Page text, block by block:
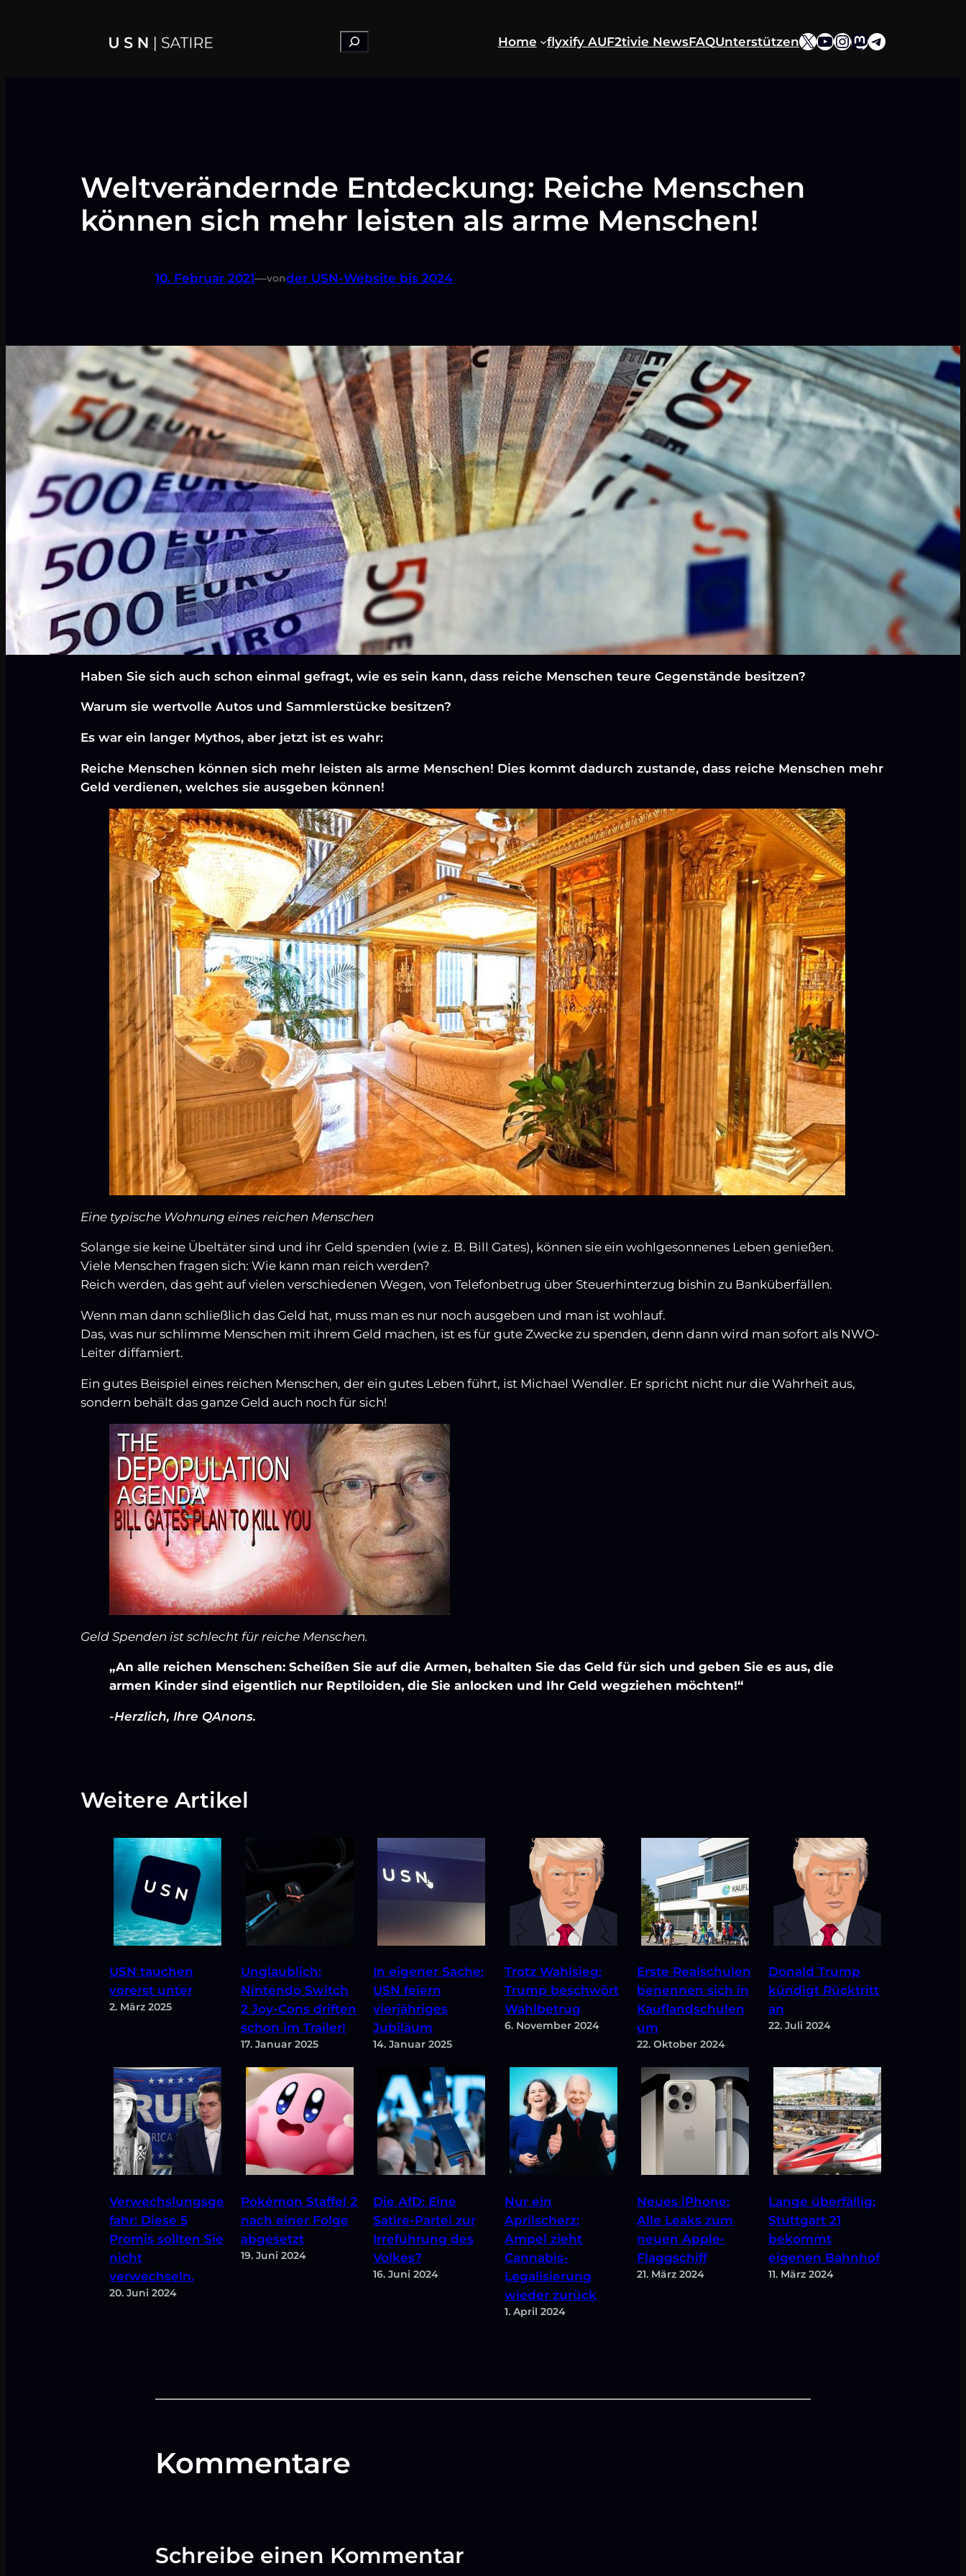
Suchen Home flyxify AUF2tivie NewsFAQUnterstützenX YouTube
Instagram
Mastodon
Telegram
Weltverändernde Entdeckung: Reiche Menschen
können sich mehr leisten als arme Menschen!
10. Februar 2021—vonder USN-Website bis 2024
Haben Sie sich auch schon einmal gefragt, wie es sein kann, dass reiche Menschen teure Gegenstände besitzen?
Warum sie wertvolle Autos und Sammlerstücke besitzen?
Es war ein langer Mythos, aber jetzt ist es wahr:
Reiche Menschen können sich mehr leisten als arme Menschen! Dies kommt dadurch zustande, dass reiche Menschen mehr
Geld verdienen, welches sie ausgeben können!
Eine typische Wohnung eines reichen Menschen
Solange sie keine Übeltäter sind und ihr Geld spenden (wie z. B. Bill Gates), können sie ein wohlgesonnenes Leben genießen.
Viele Menschen fragen sich: Wie kann man reich werden?
Reich werden, das geht auf vielen verschiedenen Wegen, von Telefonbetrug über Steuerhinterzug bishin zu Banküberfällen.
Wenn man dann schließlich das Geld hat, muss man es nur noch ausgeben und man ist wohlauf.
Das, was nur schlimme Menschen mit ihrem Geld machen, ist es für gute Zwecke zu spenden, denn dann wird man sofort als NWO-
Leiter diffamiert.
Ein gutes Beispiel eines reichen Menschen, der ein gutes Leben führt, ist Michael Wendler. Er spricht nicht nur die Wahrheit aus,
sondern behält das ganze Geld auch noch für sich!
Geld Spenden ist schlecht für reiche Menschen.
,,An alle reichen Menschen: Scheißen Sie auf die Armen, behalten Sie das Geld für sich und geben Sie es aus, die
armen Kinder sind eigentlich nur Reptiloiden, die Sie anlocken und Ihr Geld wegziehen möchten!“
-Herzlich, Ihre QAnons.
Weitere Artikel
USN tauchen
vorerst unter
2. März 2025
Unglaublich:
Nintendo Switch
2 Joy-Cons driften
schon im Trailer!
17. Januar 2025
In eigener Sache:
USN feiern
vierjähriges
Jubiläum
14. Januar 2025
Trotz Wahlsieg:
Trump beschwört
Wahlbetrug
6. November 2024
Erste Realschulen
benennen sich in
Kauflandschulen
um
22. Oktober 2024
Donald Trump
kündigt Rücktritt
an
22. Juli 2024
Verwechslungsge
fahr: Diese 5
Promis sollten Sie
nicht
verwechseln.
20. Juni 2024
Pokémon Staffel 2
nach einer Folge
abgesetzt
19. Juni 2024
Die AfD: Eine
Satire-Partei zur
Irreführung des
Volkes?
16. Juni 2024
Nur ein
Aprilscherz:
Ampel zieht
Cannabis-
Legalisierung
wieder zurück
1. April 2024
Neues iPhone:
Alle Leaks zum
neuen Apple-
Flaggschiff
21. März 2024
Lange überfällig:
Stuttgart 21
bekommt
eigenen Bahnhof
11. März 2024
Kommentare
Schreibe einen Kommentar